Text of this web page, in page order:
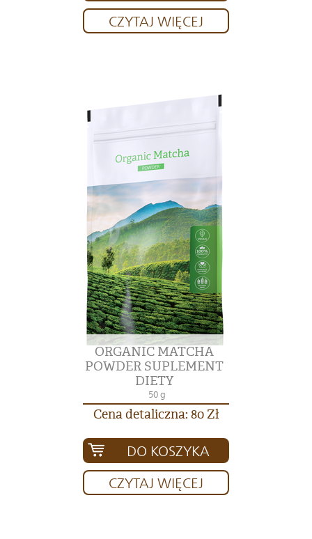
CZYTAJ WIĘCEJ
ORGANIC MATCHA
POWDER SUPLEMENT
DIETY
50 g
Cena detaliczna: 80 Zł
DO KOSZYKA
CZYTAJ WIĘCEJ